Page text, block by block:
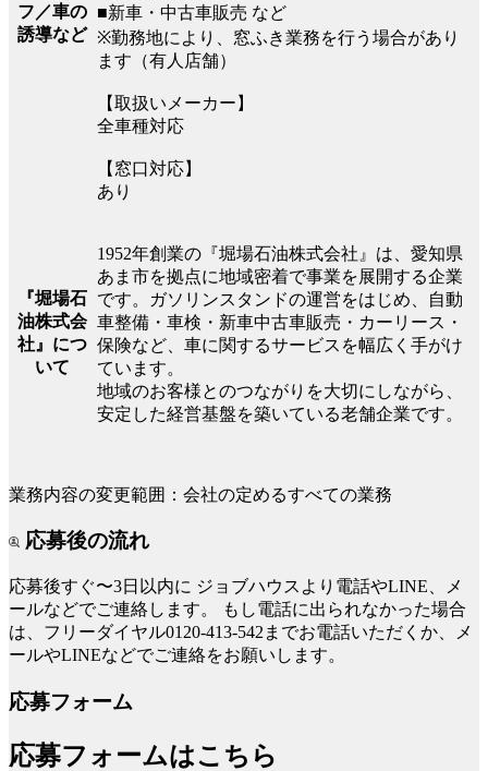
フ／車の
誘導など
■新車・中古車販売 など
※勤務地により、窓ふき業務を行う場合があり
ます（有人店舗）
【取扱いメーカー】
全車種対応
【窓口対応】
あり
『堀場石
油株式会
社』につ
いて
1952年創業の『堀場石油株式会社』は、愛知県
あま市を拠点に地域密着で事業を展開する企業
です。ガソリンスタンドの運営をはじめ、自動
車整備・車検・新車中古車販売・カーリース・
保険など、車に関するサービスを幅広く手がけ
ています。
地域のお客様とのつながりを大切にしながら、
安定した経営基盤を築いている老舗企業です。
業務内容の変更範囲：会社の定めるすべての業務
応募後の流れ
応募後すぐ〜3日以内に ジョブハウスより電話やLINE、メ
ールなどでご連絡します。
もし電話に出られなかった場合
は、フリーダイヤル0120-413-542までお電話いただくか、メ
ールやLINEなどでご連絡をお願いします。
応募フォーム
応募フォームはこちら